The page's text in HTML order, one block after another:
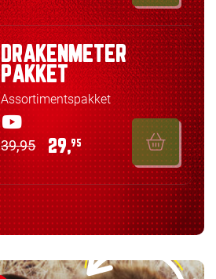
DRAKENMETER
PAKKET
Assortimentspakket
39,95 29,95